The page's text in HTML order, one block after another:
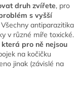
druh zvířete, pro
s vyšší
Všechny antiparazitika
v různé míře toxické.
pro ně nejsou
na kočičku
jinak (závislé na